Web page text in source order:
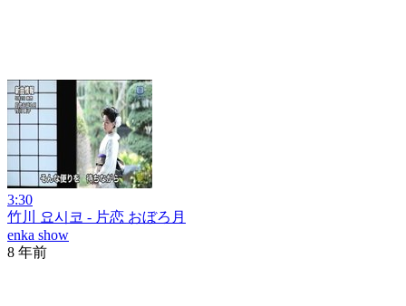
3:30
竹川 요시코 - 片恋 おぼろ月
enka show
8 年前